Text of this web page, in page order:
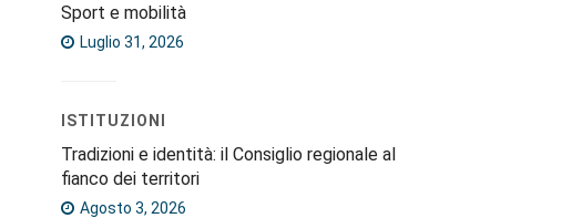
Sport e mobilità
Luglio 31, 2026
ISTITUZIONI
Tradizioni e identità: il Consiglio regionale al
fianco dei territori
Agosto 3, 2026